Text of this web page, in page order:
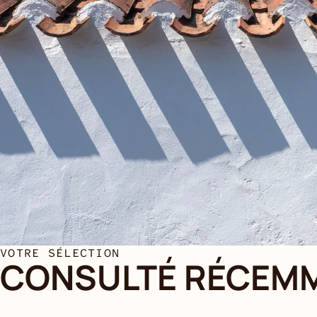
VOTRE SÉLECTION
CONSULTÉ